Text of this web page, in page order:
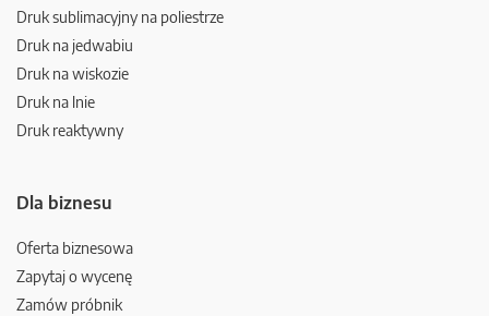
Druk sublimacyjny na poliestrze
Druk na jedwabiu
Druk na wiskozie
Druk na lnie
Druk reaktywny
Dla biznesu
Oferta biznesowa
Zapytaj o wycenę
Zamów próbnik